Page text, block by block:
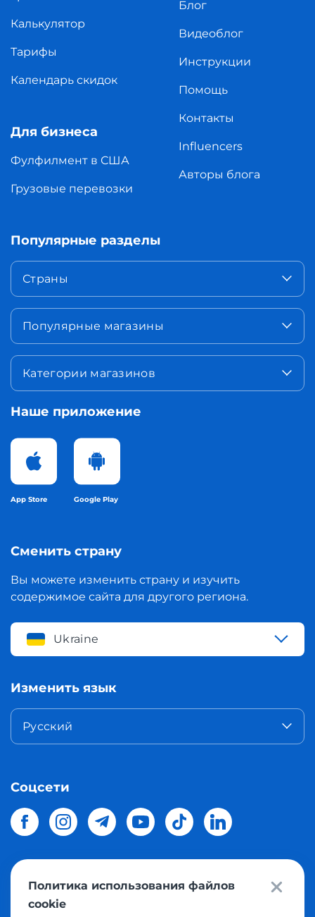
Калькулятор
Тарифы
Календарь скидок
Для бизнеса
Фулфилмент в США
Грузовые перевозки
Блог
Видеоблог
Инструкции
Помощь
Контакты
Influencers
Авторы блога
Популярные разделы
Страны
Популярные магазины
Категории магазинов
Наше приложение
App Store Google Play
Сменить страну
Вы можете изменить страну и изучить
содержимое сайта для другого региона.
Ukraine
Изменить язык
Русский
Соцсети
© 2026 Meest Shoppingдоставка покупок с интернет
магазинов мира в Украину.
Политика использования файлов
cookie